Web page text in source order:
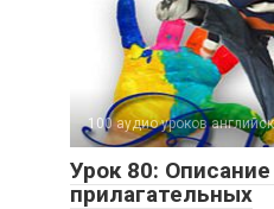
100 аудио уроков
Урок 80:
прилагательных